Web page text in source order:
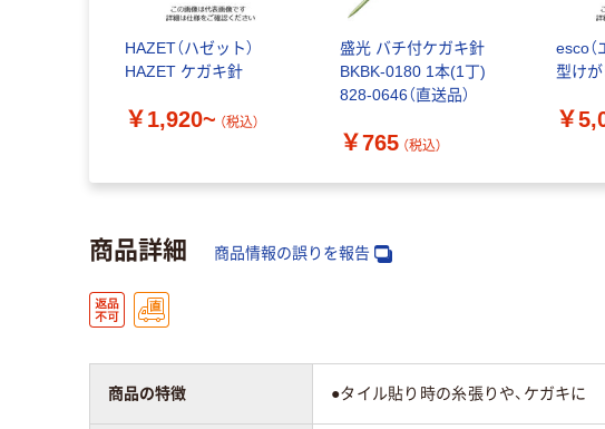
HAZET（ハゼット）
HAZET ケガキ針
￥1,920~ （税込）
盛光 バチ付ケガキ針
BKBK-0180 1本(1丁)
828-0646（直送品）
￥765 （税込）
esco（
型け
￥
商品詳細 商品情報の誤りを報告
商品の特徴 ●タイル貼り時の糸張りや、ケガキに